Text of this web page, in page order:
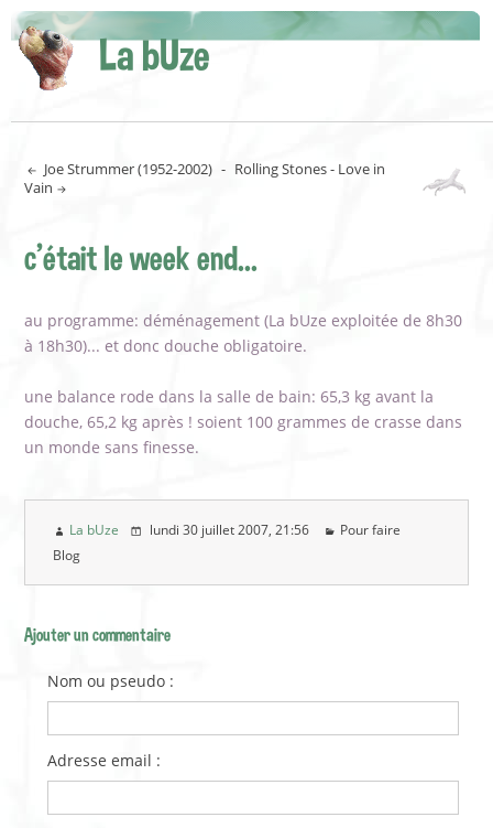
La bUze
Joe Strummer (1952-2002) - Rolling Stones - Love in
Vain
c'était le week end...
au programme: déménagement (La bUze exploitée de 8h30
à 18h30)... et donc douche obligatoire.
une balance rode dans la salle de bain: 65,3 kg avant la
douche, 65,2 kg après ! soient 100 grammes de crasse dans
un monde sans finesse.
La bUze lundi 30 juillet 2007, 21:56
Pour faire
Blog
Ajouter un commentaire
Nom ou pseudo :
Adresse email :